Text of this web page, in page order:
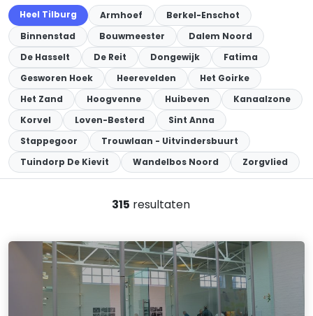
Heel Tilburg Armhoef
Berkel-Enschot
Binnenstad
Bouwmeester
Dalem Noord
De Hasselt
De Reit Dongewijk
Fatima
Gesworen Hoek
Heerevelden
Het Goirke
Het Zand
Hoogvenne Huibeven
Kanaalzone
Korvel
Loven-Besterd
Sint Anna
Stappegoor
Trouwlaan - Uitvindersbuurt
Tuindorp De Kievit
Wandelbos Noord Zorgvlied
315 resultaten